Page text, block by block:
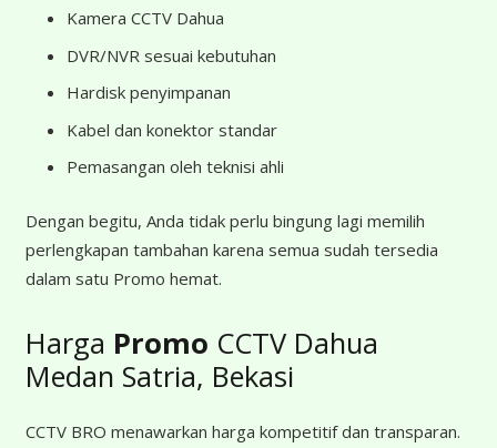
Kamera CCTV Dahua
DVR/NVR sesuai kebutuhan
Hardisk penyimpanan
Kabel dan konektor standar
Pemasangan oleh teknisi ahli
Dengan begitu, Anda tidak perlu bingung lagi memilih
perlengkapan tambahan karena semua sudah tersedia
dalam satu Promo hemat.
Harga Promo CCTV Dahua
Medan Satria, Bekasi
CCTV BRO menawarkan harga kompetitif dan transparan.